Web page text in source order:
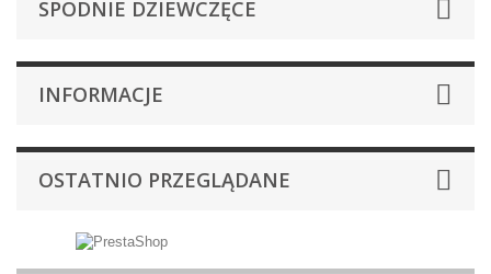
SPODNIE DZIEWCZĘCE
INFORMACJE
OSTATNIO PRZEGLĄDANE